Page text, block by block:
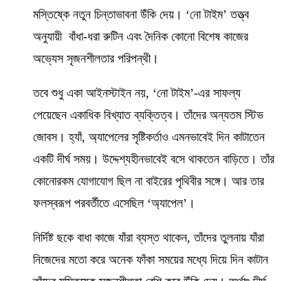
মস্তিষ্কে নতুন চিন্তাভাবনা উঁকি দেয়। ‘নো টাইম’ তত্ত্ব
অনুযায়ী বাঁধা-ধরা রুটিন এবং দৈনিক কোনো বিশেষ কাজের
অভ্যেস সৃজনশীলতার পরিপন্থী।
তবে শুধু একা আইনস্টাইন নয়, ‘নো টাইম’-এর সাফল্য
পেয়েছেন একাধিক বিখ্যাত ব্যক্তিত্ব। তাঁদের অন্যতম স্টিভ
জোবস। হ্যাঁ, অ্যাপেলের সৃষ্টিকর্তাও এমনভাবেই দিন কাটাতেন
একটি দীর্ঘ সময়। উদ্দেশ্যহীনভাবেই বসে থাকতেন বাড়িতে। তাঁর
কোনোরকম যোগাযোগ ছিল না বাইরের পৃথিবীর সঙ্গে। আর তার
ফলস্বরূপ পরবর্তীতে এসেছিল ‘অ্যাপেল’।
নির্দিষ্ট ছকে বাধা কাজে যাঁরা ব্যস্ত থাকেন, তাঁদের তুলনায় যাঁরা
নিজেদের মতো করে অনেক ফাঁকা সময়ের মধ্যে দিয়ে দিন কাটান